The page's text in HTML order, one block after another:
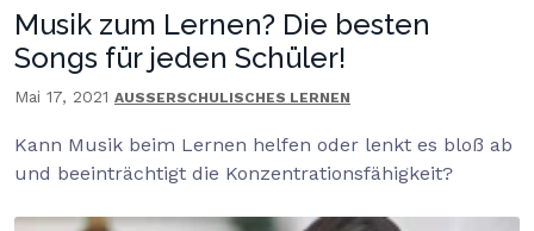
Musik zum Lernen? Die besten
Songs für jeden Schüler!
Mai 17, 2021 AUSSERSCHULISCHES LERNEN
Kann Musik beim Lernen helfen oder lenkt es bloß ab
und beeinträchtigt die Konzentrationsfähigkeit?